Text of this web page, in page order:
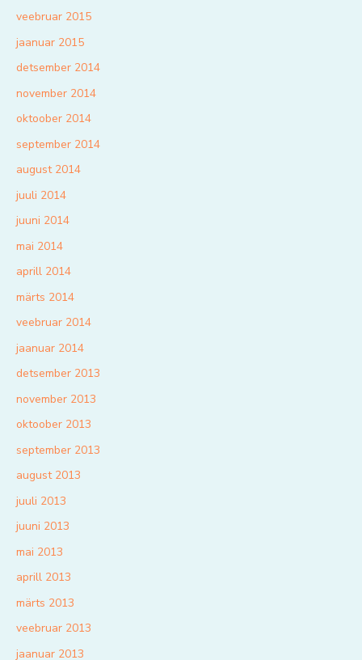
veebruar 2015
jaanuar 2015
detsember 2014
november 2014
oktoober 2014
september 2014
august 2014
juuli 2014
juuni 2014
mai 2014
aprill 2014
märts 2014
veebruar 2014
jaanuar 2014
detsember 2013
november 2013
oktoober 2013
september 2013
august 2013
juuli 2013
juuni 2013
mai 2013
aprill 2013
märts 2013
veebruar 2013
jaanuar 2013